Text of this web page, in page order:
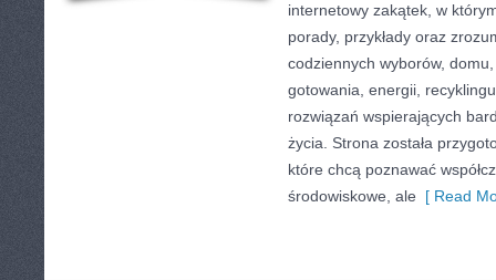
internetowy zakątek, w
porady, przykłady oraz
codziennych wyborów,
gotowania, energii,
rozwiązań wspierających
życia. Strona została
które chcą poznawać
środowiskowe, ale [ Read